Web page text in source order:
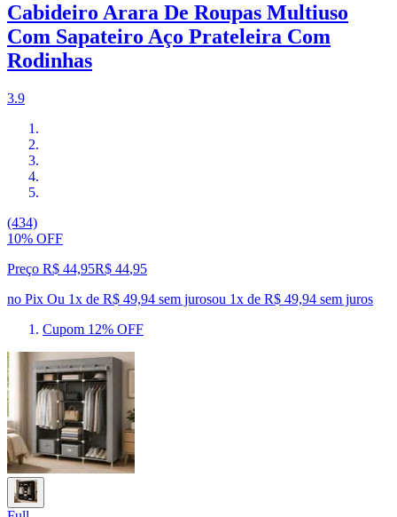
Cabideiro Arara De Roupas Multiuso
Com Sapateiro Aço Prateleira Com
Rodinhas
3.9
(434)
10% OFF
Preço R$ 44,95R$ 44,95
no Pix Ou 1x de R$ 49,94 sem jurosou 1x de R$ 49,94 sem juros
Cupom 12% OFF